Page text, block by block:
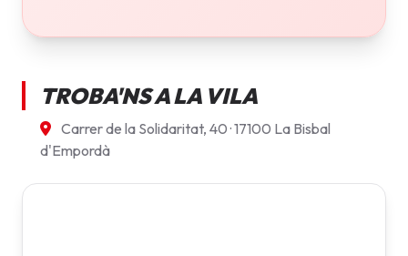
TROBA'NS A LA VILA
Carrer de la Solidaritat, 40 · 17100 La Bisbal
d'Empordà